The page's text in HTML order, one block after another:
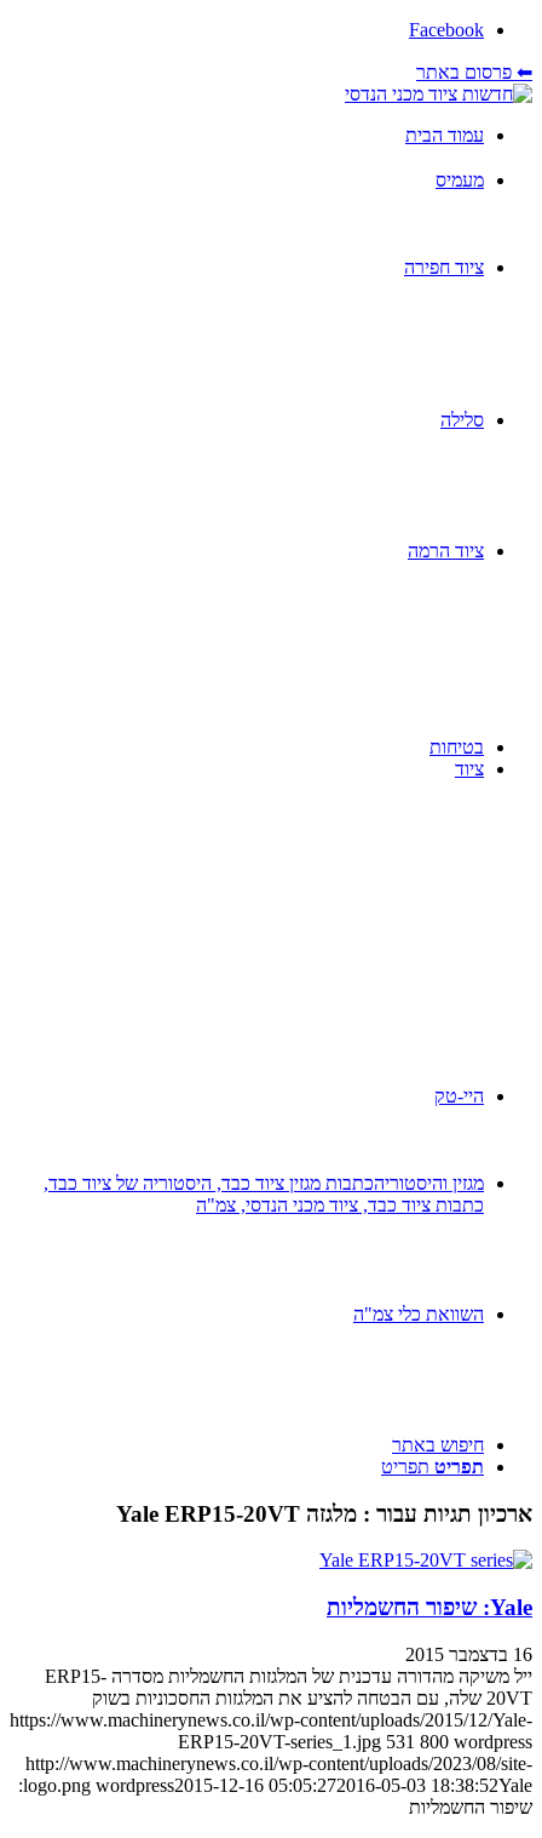
Facebook
⬅ פרסום באתר
עמוד הבית
מעמיס
ציוד חפירה
סלילה
ציוד הרמה
בטיחות
ציוד
היי-טק
מגזין והיסטוריהכתבות מגזין ציוד כבד, היסטוריה של ציוד כבד,
כתבות ציוד כבד, ציוד מכני הנדסי, צמ"ה
השוואת כלי צמ"ה
חיפוש באתר
תפריט תפריט
ארכיון תגיות עבור : מלגזה Yale ERP15-20VT
Yale: שיפור החשמליות
16 בדצמבר 2015
ייל משיקה מהדורה עדכנית של המלגזות החשמליות מסדרה ERP15-
20VT שלה, עם הבטחה להציע את המלגזות החסכוניות בשוק
https://www.machinerynews.co.il/wp-content/uploads/2015/12/Yale-
ERP15-20VT-series_1.jpg 531 800 wordpress
http://www.machinerynews.co.il/wp-content/uploads/2023/08/site-
logo.png wordpress2015-12-16 05:05:272016-05-03 18:38:52
Yale:
שיפור החשמליות